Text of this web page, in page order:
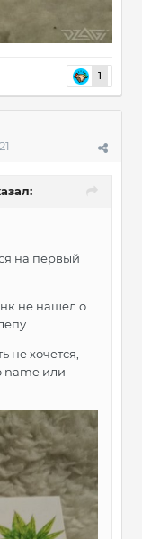
1
на первый
не нашел о
не хочется,
name или